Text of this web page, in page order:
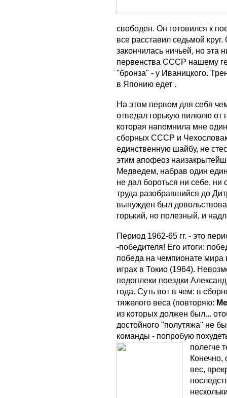
свободен. Он готовился к
все расставил седьмой
закончилась ничьей, но эта
первенства СССР нашему
"бронза" - у Иваницкого.
в Японию едет .
На этом первом для себя
отведал горькую пилюлю от
которая напомнила мне
сборных СССР и
единственную шайбу, не
этим апофеоз
Медведем, набрав один
не дал бороться ни себе, ни
труда разобравшийся до
вынужден был
горький, но полезный, и
Период 1962-65 гг. - это
-победителя! Его итоги:
победа на чемпионате
играх в Токио (1964).
подоплеки поездки
года. Суть вот в чем: в
тяжелого веса (повторяю:
из которых должен был...
достойного "полутяжа" не
команды - попробую
полегче
Конечно,
вес,